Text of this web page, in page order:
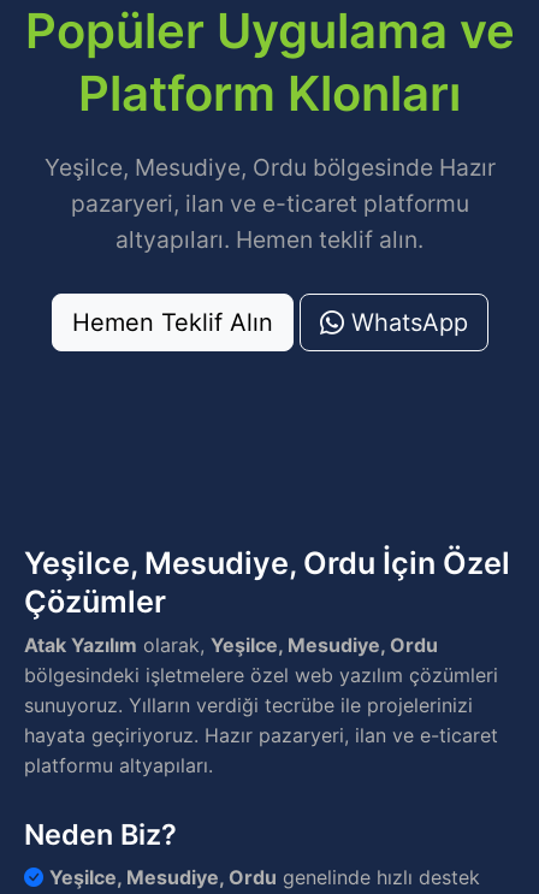
Popüler Uygulama ve
Platform Klonları
Yeşilce, Mesudiye, Ordu bölgesinde Hazır
pazaryeri, ilan ve e-ticaret platformu
altyapıları. Hemen teklif alın.
Hemen Teklif Alın WhatsApp
Yeşilce, Mesudiye, Ordu İçin Özel
Çözümler
Atak Yazılım olarak, Yeşilce, Mesudiye, Ordu
bölgesindeki işletmelere özel web yazılım çözümleri
sunuyoruz. Yılların verdiği tecrübe ile projelerinizi
hayata geçiriyoruz. Hazır pazaryeri, ilan ve e-ticaret
platformu altyapıları.
Neden Biz?
Yeşilce, Mesudiye, Ordu genelinde hızlı destek